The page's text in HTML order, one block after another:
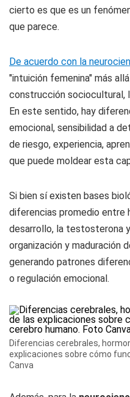
cierto es que es un
que parece.
De acuerdo con la
"intuición femenina" más
construcción sociocultural,
En este sentido, hay
emocional, sensibilidad a
de riesgo, experiencia,
que puede moldear esta
Si bien sí existen bases
diferencias promedio entre
desarrollo, la testosterona
organización y maduración
generando patrones
o regulación emocional.
Diferencias cerebrales,
explicaciones sobre cómo
Canva